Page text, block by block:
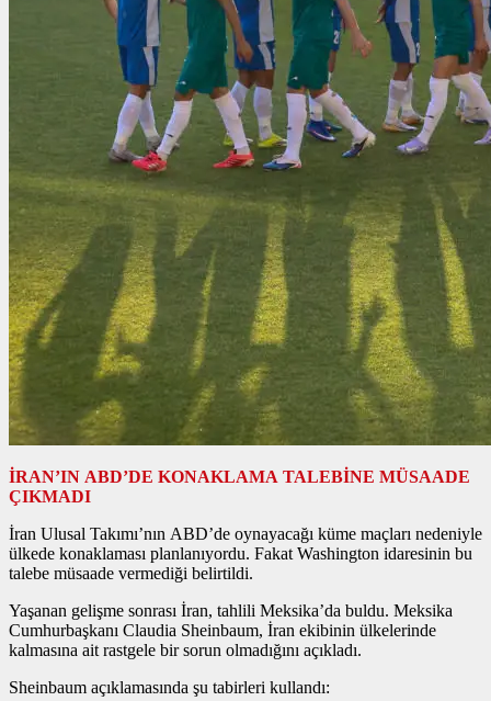
İRAN’IN ABD’DE KONAKLAMA TALEBİNE MÜSAADE
ÇIKMADI
İran Ulusal Takımı’nın ABD’de oynayacağı küme maçları nedeniyle
ülkede konaklaması planlanıyordu. Fakat Washington idaresinin bu
talebe müsaade vermediği belirtildi.
Yaşanan gelişme sonrası İran, tahlili Meksika’da buldu. Meksika
Cumhurbaşkanı Claudia Sheinbaum, İran ekibinin ülkelerinde
kalmasına ait rastgele bir sorun olmadığını açıkladı.
Sheinbaum açıklamasında şu tabirleri kullandı: